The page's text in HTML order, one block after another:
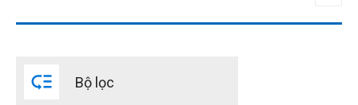
 Bộ lọc